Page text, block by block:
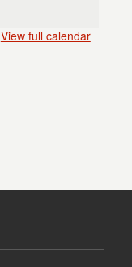
View full calendar